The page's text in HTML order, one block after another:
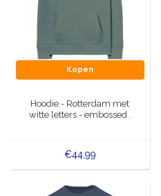
Kopen
Hoodie - Rotterdam met
witte letters - embossed .
€44,99